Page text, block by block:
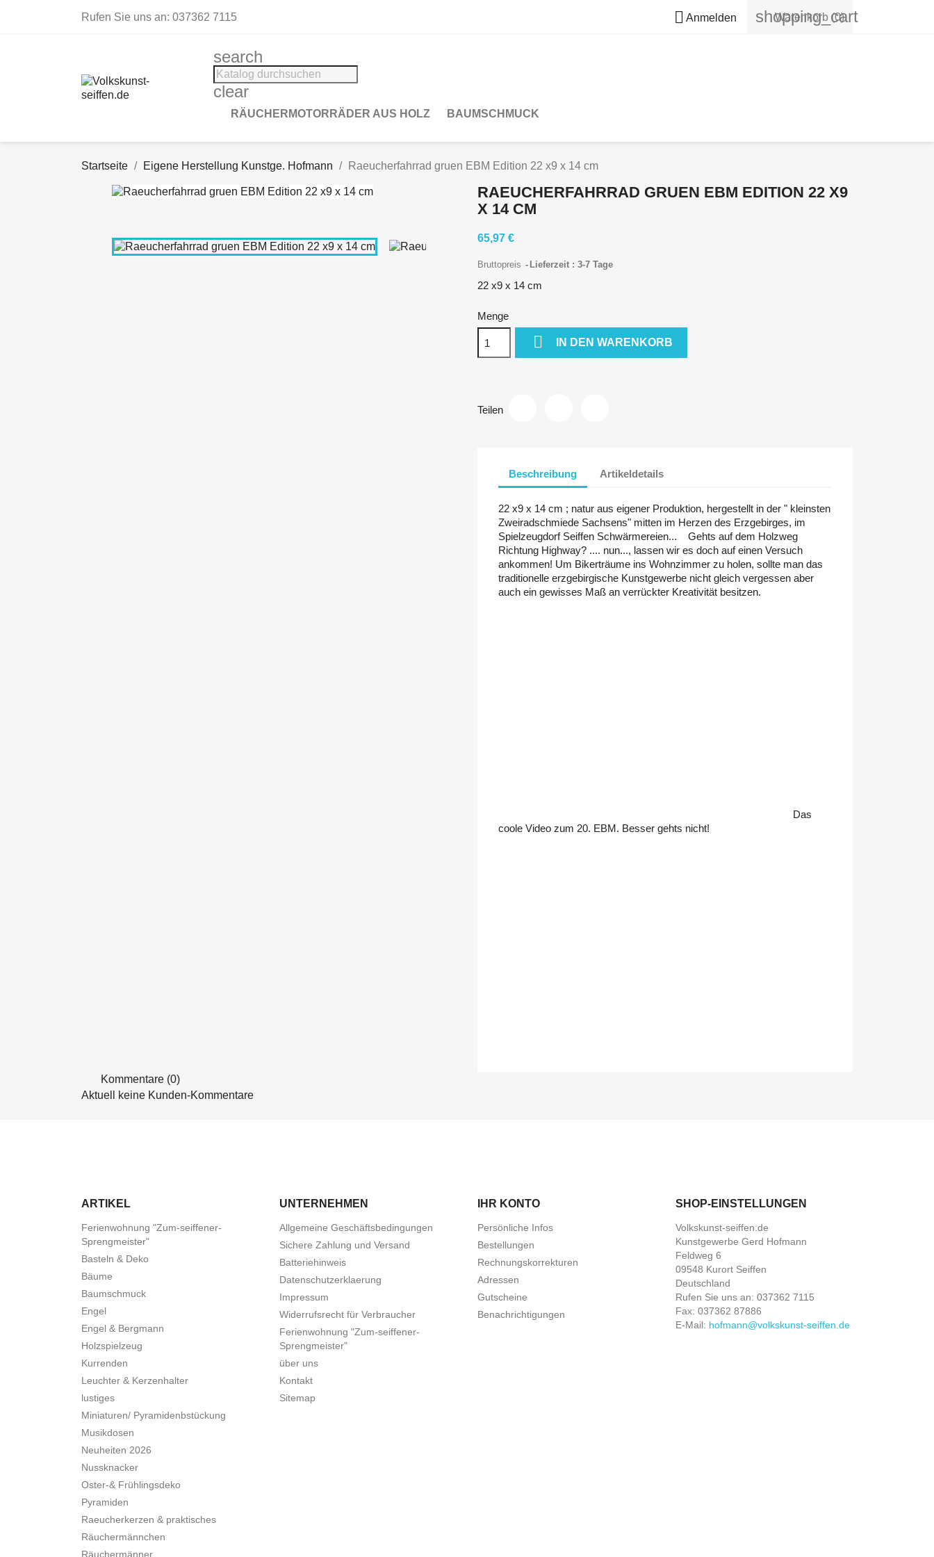
Rufen Sie uns an: 037362 7115  Anmelden shopping_cart
Warenkorb (0)
search
clear
RÄUCHERMOTORRÄDER AUS HOLZ BAUMSCHMUCK
Startseite Eigene Herstellung Kunstge. Hofmann Raeucherfahrrad gruen EBM Edition 22 x9 x 14 cm
RAEUCHERFAHRRAD GRUEN EBM EDITION 22 X9
X 14 CM
65,97 €
Bruttopreis Lieferzeit : 3-7 Tage
22 x9 x 14 cm
Menge
 IN DEN WARENKORB
Teilen
Beschreibung Artikeldetails
22 x9 x 14 cm ; natur aus eigener Produktion, hergestellt in der " kleinsten
Zweiradschmiede Sachsens" mitten im Herzen des Erzgebirges, im
Spielzeugdorf Seiffen Schwärmereien... Gehts auf dem Holzweg
Richtung Highway? .... nun..., lassen wir es doch auf einen Versuch
ankommen! Um Bikerträume ins Wohnzimmer zu holen, sollte man das
traditionelle erzgebirgische Kunstgewerbe nicht gleich vergessen aber
auch ein gewisses Maß an verrückter Kreativität besitzen.
Das
coole Video zum 20. EBM. Besser gehts nicht!
Kommentare (0)
Aktuell keine Kunden-Kommentare
ARTIKEL
Ferienwohnung "Zum-seiffener-
Sprengmeister"
Basteln & Deko
Bäume
Baumschmuck
Engel
Engel & Bergmann
Holzspielzeug
Kurrenden
Leuchter & Kerzenhalter
lustiges
Miniaturen/ Pyramidenbstückung
Musikdosen
Neuheiten 2026
Nussknacker
Oster-& Frühlingsdeko
Pyramiden
Raeucherkerzen & praktisches
Räuchermännchen
Räuchermänner
UNTERNEHMEN
Allgemeine Geschäftsbedingungen
Sichere Zahlung und Versand
Batteriehinweis
Datenschutzerklaerung
Impressum
Widerrufsrecht für Verbraucher
Ferienwohnung "Zum-seiffener-
Sprengmeister"
über uns
Kontakt
Sitemap
IHR KONTO
Persönliche Infos
Bestellungen
Rechnungskorrekturen
Adressen
Gutscheine
Benachrichtigungen
SHOP-EINSTELLUNGEN
Volkskunst-seiffen.de
Kunstgewerbe Gerd Hofmann
Feldweg 6
09548 Kurort Seiffen
Deutschland
Rufen Sie uns an: 037362 7115
Fax: 037362 87886
E-Mail: hofmann@volkskunst-seiffen.de